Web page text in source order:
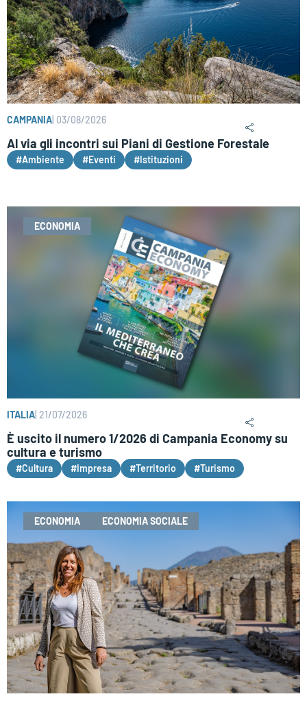
CAMPANIA 03/08/2026
Al via gli incontri sui Piani di Gestione Forestale
#Ambiente #Eventi #Istituzioni
ECONOMIA
ITALIA 21/07/2026
È uscito il numero 1/2026 di Campania Economy su
cultura e turismo
#Cultura #Impresa #Territorio #Turismo
ECONOMIA ECONOMIA SOCIALE